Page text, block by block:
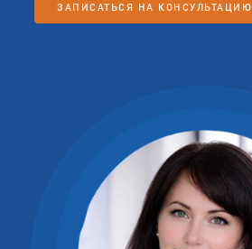
ЗАПИСАТЬСЯ НА КОНСУЛЬТАЦИЮ